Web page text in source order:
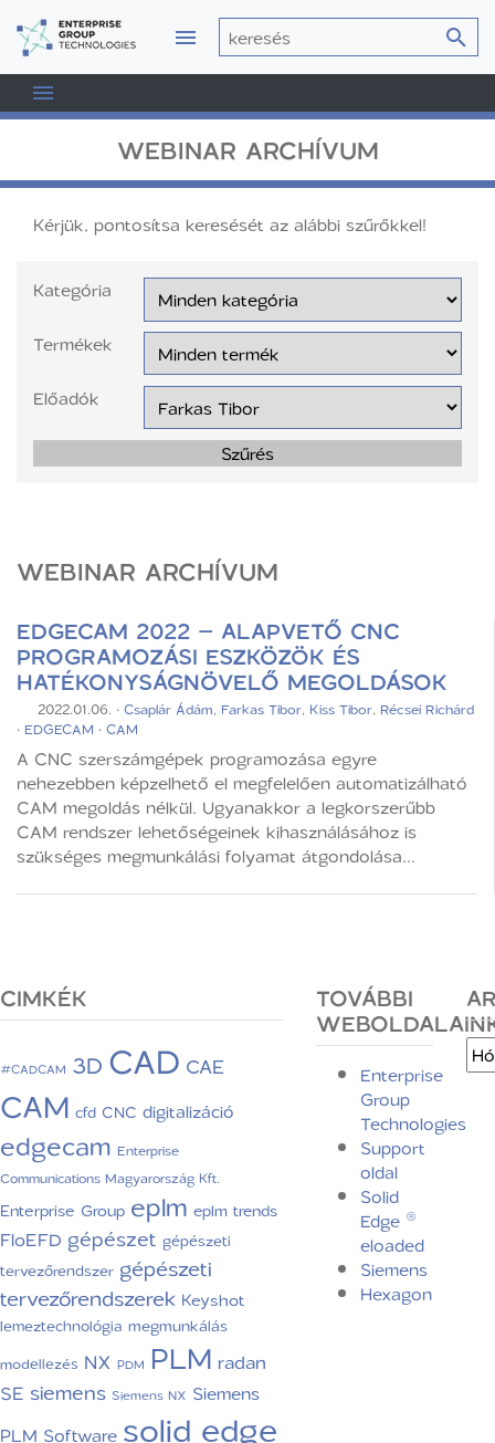
WEBINAR ARCHÍVUM
Kérjük, pontosítsa keresését az alábbi szűrőkkel!
Kategória
Termékek
Előadók
Szűrés
WEBINAR ARCHÍVUM
EDGECAM 2022 – ALAPVETŐ CNC
PROGRAMOZÁSI ESZKÖZÖK ÉS
HATÉKONYSÁGNÖVELŐ MEGOLDÁSOK
2022.01.06. ·Csaplár Ádám, Farkas Tibor, Kiss Tibor, Récsei Richárd
· EDGECAM ·CAM
A CNC szerszámgépek programozása egyre
nehezebben képzelhető el megfelelően automatizálható
CAM megoldás nélkül. Ugyanakkor a legkorszerűbb
CAM rendszer lehetőségeinek kihasználásához is
szükséges megmunkálási folyamat átgondolása...
CIMKÉK
#CADCAM 3DCAD CAE
CAM cfd CNC digitalizáció
edgecam Enterprise
Communications Magyarország Kft.
Enterprise Group eplm eplm trends
FloEFD gépészet gépészeti
tervezőrendszer gépészeti
tervezőrendszerek Keyshot
lemeztechnológia megmunkálás
modellezés NX PDM PLM radan
SE siemens Siemens NX Siemens
PLM Software solid edge
TOVÁBBI
Enterprise
Group
Technologies
Support
oldal
Solid
Edge ®
eloaded
Siemens
Hexagon